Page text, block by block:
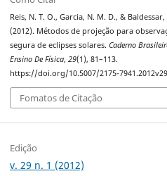
Reis, N. T. O., Garcia, N. M. D., & Baldessar,
(2012). Métodos de projeção para
segura de eclipses solares.Caderno
Ensino De Física,29(1), 81–113.
https://doi.org/10.5007/2175-
Fomatos de Citação
Edição
v. 29 n. 1 (2012)